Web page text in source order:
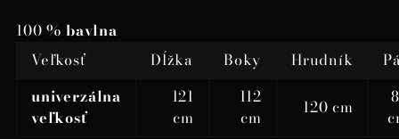
100 % bavlna
Veľkosť
Dĺžka Boky Hrudník
univerzálna
veľkosť
121
cm
112
cm
120 cm